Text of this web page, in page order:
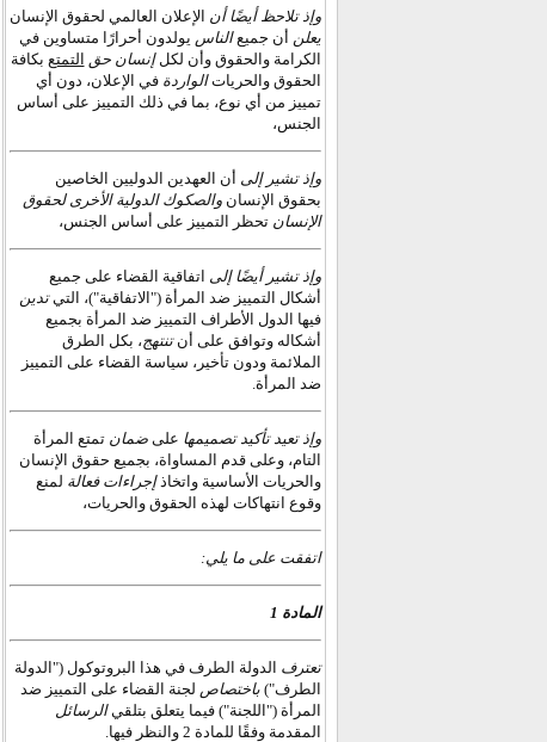
وإذ تلاحظ أيضًا أن الإعلان العالمي لحقوق الإنسان
يعلن أن جميعالناس يولدون أحرارًا متساوين في
الكرامة والحقوق وأن لكلإنسان حق التمتع بكافة
الحقوق والحرياتالواردة في الإعلان، دون أي
تمييز من أي نوع، بما في ذلك التمييز على أساس
الجنس،
وإذ تشير إلى أن العهدين الدوليين الخاصين
بحقوق الإنسانوالصكوك الدولية الأخرى لحقوق
الإنسان تحظر التمييز على أساس الجنس،
وإذ تشير أيضًا إلى اتفاقية القضاء على جميع
أشكال التمييز ضد المرأة ("الاتفاقية")، التيتدين
فيها الدول الأطراف التمييز ضد المرأة بجميع
أشكاله وتوافق على أنتنتهج، بكل الطرق
الملائمة ودون تأخير، سياسة القضاء على التمييز
ضد المرأة.
وإذ تعيد تأكيد تصميمها علىضمان تمتع المرأة
التام، وعلى قدم المساواة، بجميع حقوق الإنسان
والحريات الأساسية واتخاذإجراءات فعالة لمنع
وقوع انتهاكات لهذه الحقوق والحريات،
اتفقت على ما يلي:
المادة 1
تعترف الدولة الطرف في هذا البروتوكول ("الدولة
الطرف")باختصاص لجنة القضاء على التمييز ضد
المرأة ("اللجنة") فيما يتعلق بتلقيالرسائل
المقدمة وفقًا للمادة 2 والنظر فيها.